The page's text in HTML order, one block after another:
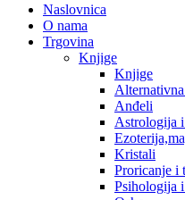
Naslovnica
O nama
Trgovina
Knjige
Knjige
Anđeli
Astrologija
Kristali
Proricanje i
Psihologija